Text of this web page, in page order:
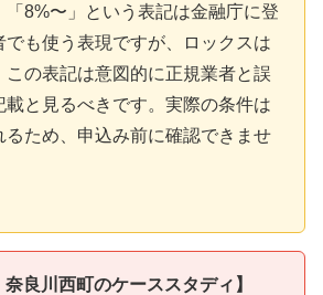
「8%〜」という表記は金融庁に登
でも使う表現ですが、ロックスは
この表記は意図的に正規業者と誤
載と見るべきです。実際の条件は
るため、申込み前に確認できませ
良川西町のケーススタディ】